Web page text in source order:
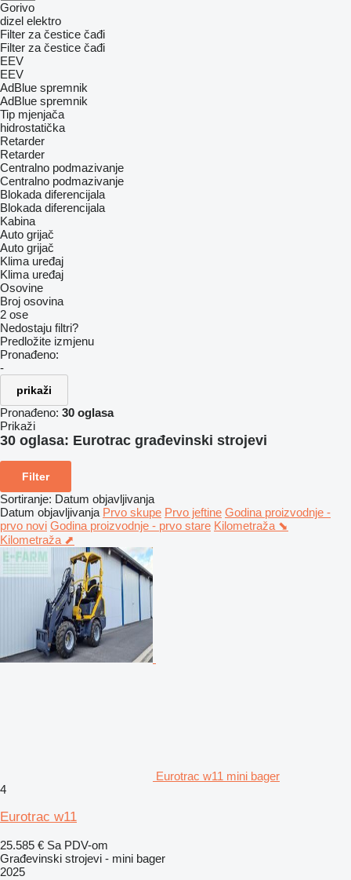
Gorivo
dizel elektro
Filter za čestice čađi
Filter za čestice čađi
EEV
EEV
AdBlue spremnik
AdBlue spremnik
Tip mјenjača
hidrostatička
Retarder
Retarder
Centralno podmazivanje
Centralno podmazivanje
Blokada diferencijala
Blokada diferencijala
Kabina
Auto grijač
Auto grijač
Klima uređaj
Klima uređaj
Osovine
Broj osovina
2 ose
Nedostaju filtri?
Predložite izmjenu
Pronađeno:
-
prikaži
Pronađeno: 30 oglasa
Prikaži
30 oglasa: Eurotrac građevinski strojevi
Filter
Sortiranje: Datum objavljivanja
Datum objavljivanja Prvo skupe Prvo jeftine Godina proizvodnje -
prvo novi Godina proizvodnje - prvo stare Kilometraža ⬊
Kilometraža ⬈
Eurotrac w11 mini bager
4
Eurotrac w11
25.585 € Sa PDV-om
Građevinski strojevi - mini bager
2025